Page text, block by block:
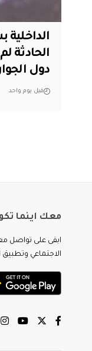
الحادثة
دول
قبل يوم واحد
معك اينما
ابقى على تواصل
الاجتماعي وتطبيق